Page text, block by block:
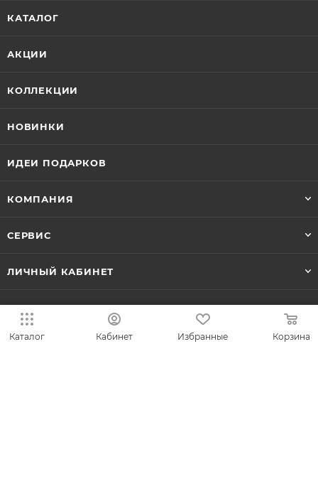
КАТАЛОГ
АКЦИИ
КОЛЛЕКЦИИ
НОВИНКИ
ИДЕИ ПОДАРКОВ
КОМПАНИЯ
СЕРВИС
ЛИЧНЫЙ КАБИНЕТ
8-800-700-50-69
Каталог Кабинет Избранные Корзина